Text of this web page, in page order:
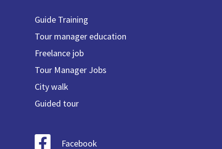
Guide Training
Tour manager education
Freelance job
Tour Manager Jobs
City walk
Guided tour
Facebook